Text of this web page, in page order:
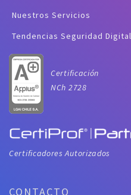
Nuestros Servicios
Tendencias Seguridad Digital
Certificación
NCh 2728
Certificadores Autorizados
CONTACTO